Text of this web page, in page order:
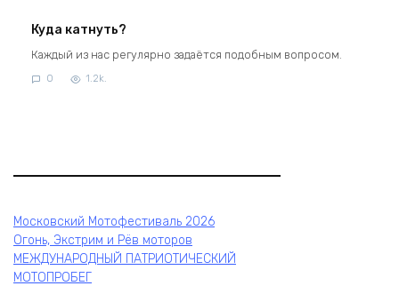
Куда катнуть?
Каждый из нас регулярно задаётся подобным вопросом.
0 1.2k.
Московский Мотофестиваль 2026
Огонь, Экстрим и Рёв моторов
МЕЖДУНАРОДНЫЙ ПАТРИОТИЧЕСКИЙ
МОТОПРОБЕГ